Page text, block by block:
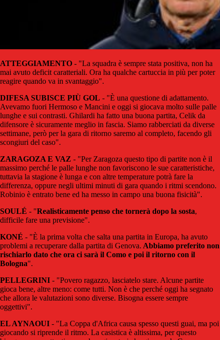
ATTEGGIAMENTO - "La squadra è sempre stata positiva, non ha
mai avuto deficit caratteriali. Ora ha qualche cartuccia in più per poter
reagire quando va in svantaggio".
DIFESA SUBISCE PIÙ GOL - "È una questione di adattamento.
Avevamo fuori Hermoso e Mancini e oggi si giocava molto sulle palle
lunghe e sui contrasti. Ghilardi ha fatto una buona partita, Celik da
difensore è sicuramente meglio in fascia. Siamo rabberciati da diverse
settimane, però per la gara di ritorno saremo al completo, facendo gli
scongiuri del caso".
ZARAGOZA E VAZ - "Per Zaragoza questo tipo di partite non è il
massimo perché le palle lunghe non favoriscono le sue caratteristiche,
tuttavia la stagione è lunga e con altre temperature potrà fare la
differenza, oppure negli ultimi minuti di gara quando i ritmi scendono.
Robinio è entrato bene ed ha messo in campo una buona fisicità".
SOULÉ - "Realisticamente penso che tornerà dopo la sosta,
difficile fare una previsione".
KONÉ - "È la prima volta che salta una partita in Europa, ha avuto
problemi a recuperare dalla partita di Genova. Abbiamo preferito non
rischiarlo dato che ora ci sarà il Como e poi il ritorno con il
Bologna".
PELLEGRINI - "Povero ragazzo, lasciatelo stare. Alcune partite
gioca bene, altre meno: come tutti. Non è che perché oggi ha segnato
che allora le valutazioni sono diverse. Bisogna essere sempre
oggettivi".
EL AYNAOUI - "La Coppa d'Africa causa spesso questi guai, ma poi
giocando si riprende il ritmo. La casistica è altissima, per questo